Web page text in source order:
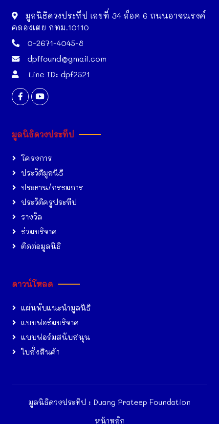
มูลนิธิดวงประทีป เลขที่ 34 ล็อค 6 ถนนอาจณรงค์
คลองเตย กทม.10110
0-2671-4045-8
dpffound@gmail.com
Line ID: dpf2521
มูลนิธิดวงประทีป
โครงการ
ประวัติมูลนิธิ
ประธาน/กรรมการ
ประวัติครูประทีป
รางวัล
ร่วมบริจาค
ติดต่อมูลนิธิ
ดาวน์โหลด
แผ่นพับแนะนำมูลนิธิ
แบบฟอร์มบริจาค
แบบฟอร์มสนับสนุน
ใบสั่งสินค้า
มูลนิธิดวงประทีป : Duang Prateep Foundation
หน้าหลัก